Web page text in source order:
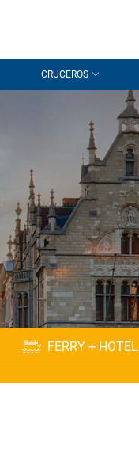
CRUCEROS
FERRY + HOTEL